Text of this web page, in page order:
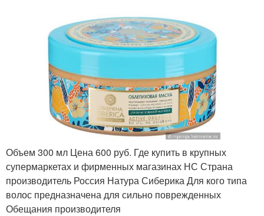
Объем 300 мл Цена 600 руб. Где купить в крупных
супермаркетах и фирменных магазинах НС Страна
производитель Россия Натура Сиберика Для кого типа
волос предназначена для сильно поврежденных
Обещания производителя